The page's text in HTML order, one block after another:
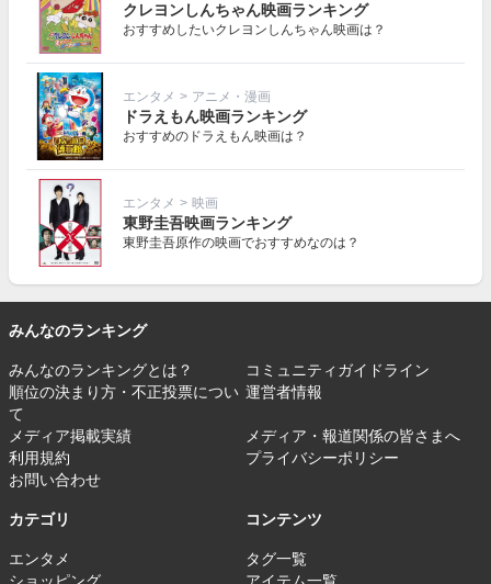
クレヨンしんちゃん映画ランキング
おすすめしたいクレヨンしんちゃん映画は？
エンタメ > アニメ・漫画
ドラえもん映画ランキング
おすすめのドラえもん映画は？
エンタメ > 映画
東野圭吾映画ランキング
東野圭吾原作の映画でおすすめなのは？
みんなのランキング
みんなのランキングとは？
コミュニティガイドライン
順位の決まり方・不正投票につい
て
運営者情報
メディア掲載実績
メディア・報道関係の皆さまへ
利用規約
プライバシーポリシー
お問い合わせ
カテゴリ
エンタメ
コンテンツ
タグ一覧